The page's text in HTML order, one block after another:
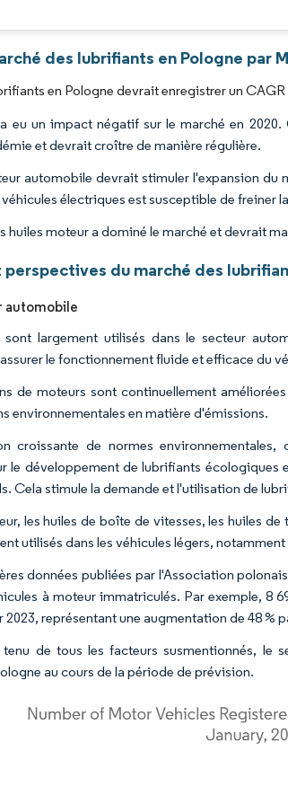
des lubrifiants en Pologne par
en Pologne devrait enregistrer un
eu un impact négatif sur le marché en
et devrait croître de manière régulière.
automobile devrait stimuler l'expansion
électriques est susceptible de freiner
huiles moteur a dominé le marché et devrait
perspectives du marché des
automobile
sont largement utilisés dans le secteur
le fonctionnement fluide et efficace du
de moteurs sont continuellement
environnementales en matière d'émissions.
croissante de normes
le développement de lubrifiants
Cela stimule la demande et l'utilisation de
les huiles de boîte de vitesses, les huiles
utilisés dans les véhicules légers,
données publiées par l'Association
à moteur immatriculés. Par exemple, 8
2023, représentant une augmentation de 48 %
de tous les facteurs susmentionnés, le
au cours de la période de prévision.